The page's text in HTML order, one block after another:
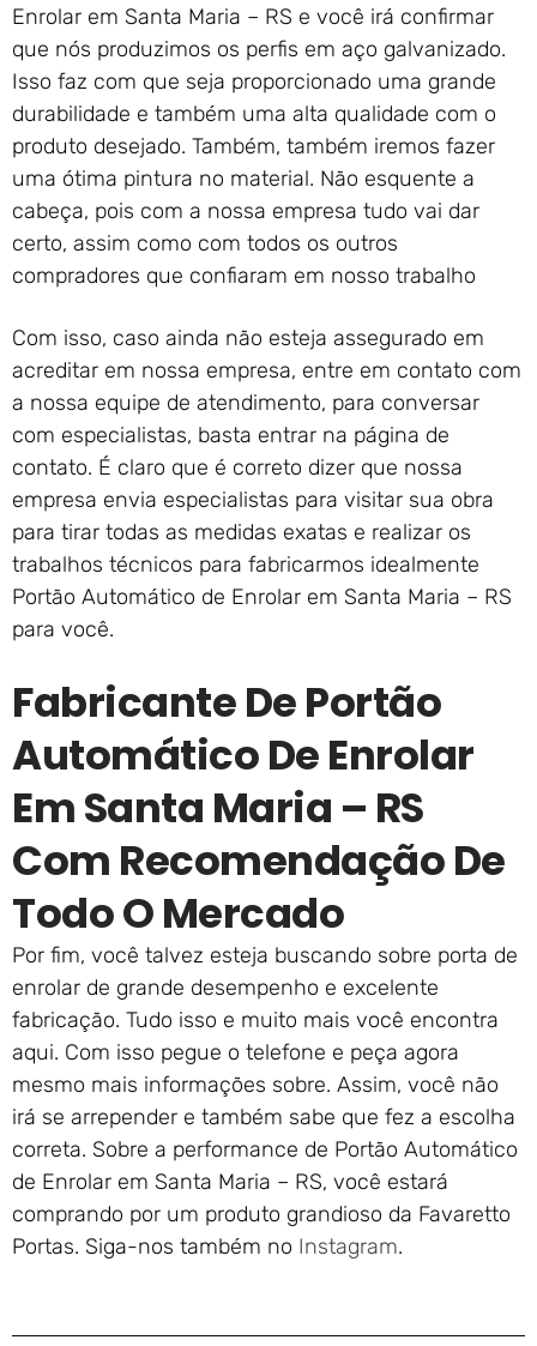
Enrolar em Santa Maria – RS e você irá confirmar
que nós produzimos os perfis em aço galvanizado.
Isso faz com que seja proporcionado uma grande
durabilidade e também uma alta qualidade com o
produto desejado. Também, também iremos fazer
uma ótima pintura no material. Não esquente a
cabeça, pois com a nossa empresa tudo vai dar
certo, assim como com todos os outros
compradores que confiaram em nosso trabalho
Com isso, caso ainda não esteja assegurado em
acreditar em nossa empresa, entre em contato com
a nossa equipe de atendimento, para conversar
com especialistas, basta entrar na página de
contato. É claro que é correto dizer que nossa
empresa envia especialistas para visitar sua obra
para tirar todas as medidas exatas e realizar os
trabalhos técnicos para fabricarmos idealmente
Portão Automático de Enrolar em Santa Maria – RS
para você.
Fabricante De Portão
Automático De Enrolar
Em Santa Maria – RS
Com Recomendação De
Todo O Mercado
Por fim, você talvez esteja buscando sobre porta de
enrolar de grande desempenho e excelente
fabricação. Tudo isso e muito mais você encontra
aqui. Com isso pegue o telefone e peça agora
mesmo mais informações sobre. Assim, você não
irá se arrepender e também sabe que fez a escolha
correta. Sobre a performance de Portão Automático
de Enrolar em Santa Maria – RS, você estará
comprando por um produto grandioso da Favaretto
Portas. Siga-nos também no Instagram.